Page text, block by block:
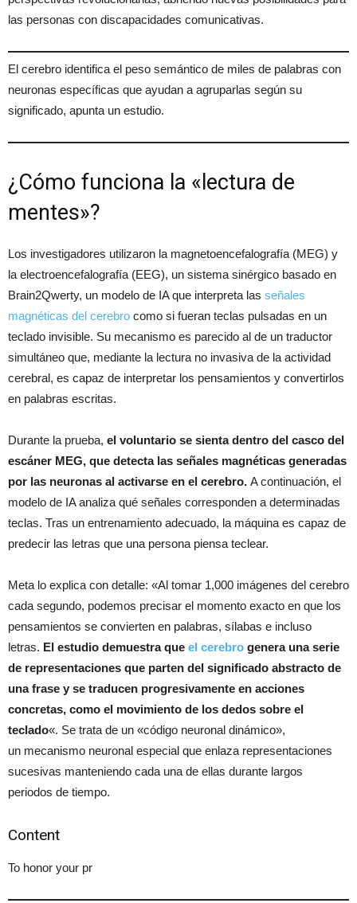
las personas con discapacidades comunicativas.
El cerebro identifica el peso semántico de miles de palabras con
neuronas específicas que ayudan a agruparlas según su
significado, apunta un estudio.
¿Cómo funciona la «lectura de
mentes»?
Los investigadores utilizaron la magnetoencefalografía (MEG) y
la electroencefalografía (EEG), un sistema sinérgico basado en
Brain2Qwerty, un modelo de IA que interpreta las señales
magnéticas del cerebro como si fueran teclas pulsadas en un
teclado invisible. Su mecanismo es parecido al de un traductor
simultáneo que, mediante la lectura no invasiva de la actividad
cerebral, es capaz de interpretar los pensamientos y convertirlos
en palabras escritas.
Durante la prueba, el voluntario se sienta dentro del casco del
escáner MEG, que detecta las señales magnéticas generadas
por las neuronas al activarse en el cerebro. A continuación, el
modelo de IA analiza qué señales corresponden a determinadas
teclas. Tras un entrenamiento adecuado, la máquina es capaz de
predecir las letras que una persona piensa teclear.
Meta lo explica con detalle: «Al tomar 1,000 imágenes del cerebro
cada segundo, podemos precisar el momento exacto en que los
pensamientos se convierten en palabras, sílabas e incluso
letras. El estudio demuestra que el cerebro genera una serie
de representaciones que parten del significado abstracto de
una frase y se traducen progresivamente en acciones
concretas, como el movimiento de los dedos sobre el
teclado«. Se trata de un «código neuronal dinámico»,
un mecanismo neuronal especial que enlaza representaciones
sucesivas manteniendo cada una de ellas durante largos
periodos de tiempo.
Content
To honor your pr